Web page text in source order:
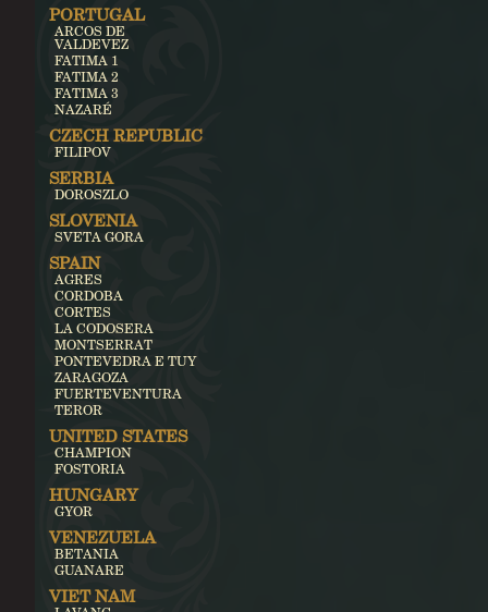
PORTUGAL
ARCOS DE
VALDEVEZ
FATIMA 1
FATIMA 2
FATIMA 3
NAZARÉ
CZECH REPUBLIC
FILIPOV
SERBIA
DOROSZLO
SLOVENIA
SVETA GORA
SPAIN
AGRES
CORDOBA
CORTES
LA CODOSERA
MONTSERRAT
PONTEVEDRA E TUY
ZARAGOZA
FUERTEVENTURA
TEROR
UNITED STATES
CHAMPION
FOSTORIA
HUNGARY
GYOR
VENEZUELA
BETANIA
GUANARE
VIET NAM